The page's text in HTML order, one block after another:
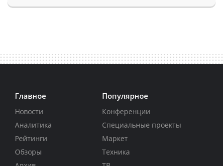
Главное
Новости
Аналитика
Рейтинги
Обзоры
Популярное
Конференции
Специальные проекты
Маркет
Техника